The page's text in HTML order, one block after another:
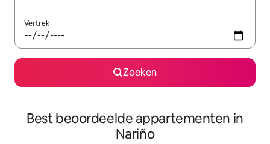
Vertrek
Zoeken
Best beoordeelde appartementen in
Nariño